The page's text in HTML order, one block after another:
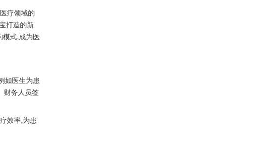
疗领域的
打造的新
模式,成为医
如医生为患
财务人员签
效率,为患